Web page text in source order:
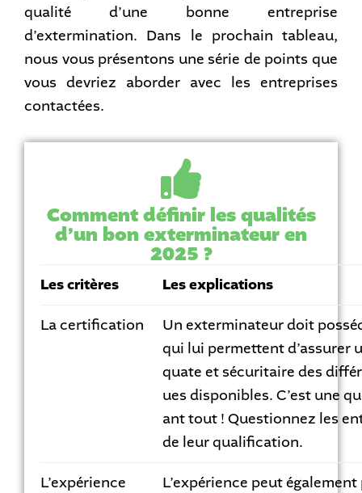
qualité d’une bonne entreprise
d’extermination. Dans le prochain tableau,
nous vous présentons une série de points que
vous devriez aborder avec les entreprises
contactées.
Comment définir les qualités
d’un bon exterminateur en
2025 ?
Les critères Les explications
La certification
Un exterminateur doit
qui lui permettent d’assurer
quate et sécuritaire des
ues disponibles. C’est une
ant tout ! Questionnez les
de leur qualification.
L’expérience L’expérience peut